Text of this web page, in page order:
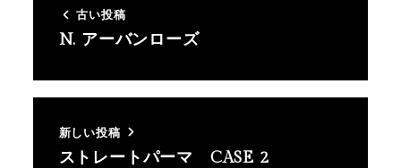
古い投稿
N. アーバンローズ
新しい投稿
ストレートパーマ CASE 2